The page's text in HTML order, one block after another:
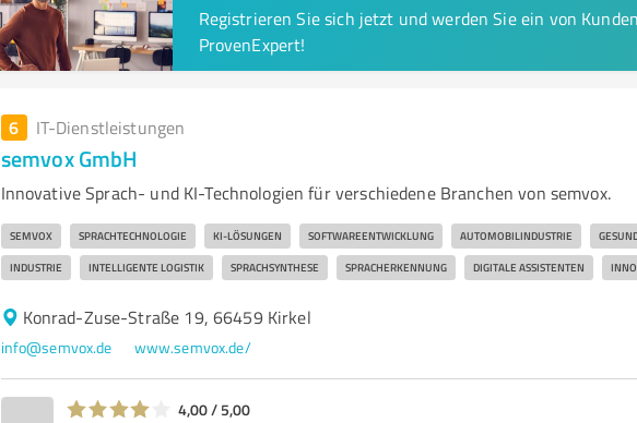
Registrieren Sie sich jetzt und werden Sie ein von
ProvenExpert!
6 IT-Dienstleistungen
semvox GmbH
Innovative Sprach- und KI-Technologien für verschiedene Branchen von semvox.
SEMVOX SPRACHTECHNOLOGIE KI-LÖSUNGEN SOFTWAREENTWICKLUNG AUTOMOBILINDUSTRIE
INDUSTRIE INTELLIGENTE LOGISTIK SPRACHSYNTHESE SPRACHERKENNUNG DIGITALE ASSISTENTEN
Konrad-Zuse-Straße 19, 66459 Kirkel
info@semvox.de www.semvox.de/
4,00 / 5,00